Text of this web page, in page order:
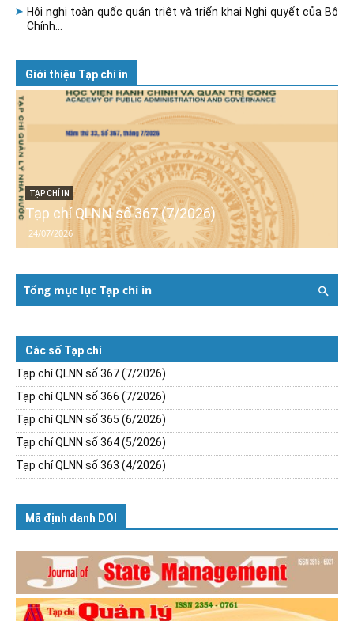
Hội nghị toàn quốc quán triệt và triển khai Nghị quyết của Bộ
Chính...
Giới thiệu Tạp chí in
TẠP CHÍ IN
Tạp chí QLNN số 367 (7/2026)
24/07/2026
Tổng mục lục Tạp chí in
Các số Tạp chí
Tạp chí QLNN số 367 (7/2026)
Tạp chí QLNN số 366 (7/2026)
Tạp chí QLNN số 365 (6/2026)
Tạp chí QLNN số 364 (5/2026)
Tạp chí QLNN số 363 (4/2026)
Mã định danh DOI